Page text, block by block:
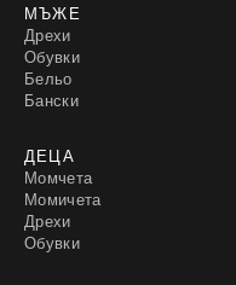
МЪЖЕ
Дрехи
Обувки
Бельо
Бански
ДЕЦА
Момчета
Момичета
Дрехи
Обувки